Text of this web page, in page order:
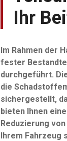
Ihr
Im Rahmen der
fester
durchgeführt.
die
sichergestellt,
bieten Ihnen
Reduzierung
Ihrem Fahrzeug